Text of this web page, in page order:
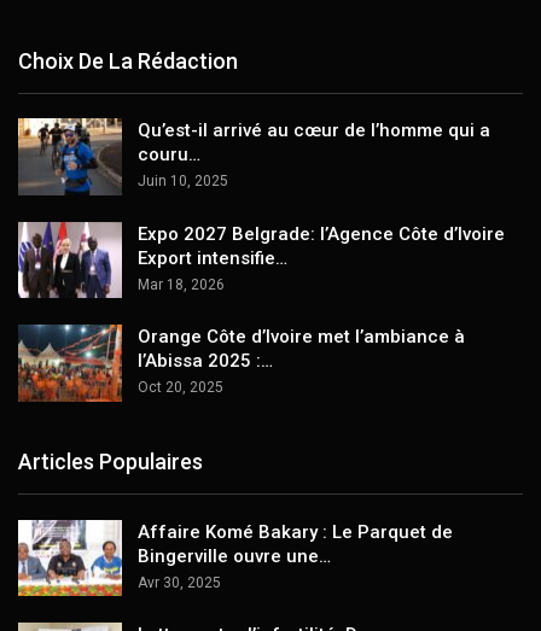
Choix De La Rédaction
Qu’est-il arrivé au cœur de l’homme qui a
couru…
Juin 10, 2025
Expo 2027 Belgrade: l’Agence Côte d’Ivoire
Export intensifie…
Mar 18, 2026
Orange Côte d’Ivoire met l’ambiance à
l’Abissa 2025 :…
Oct 20, 2025
Articles Populaires
Affaire Komé Bakary : Le Parquet de
Bingerville ouvre une…
Avr 30, 2025